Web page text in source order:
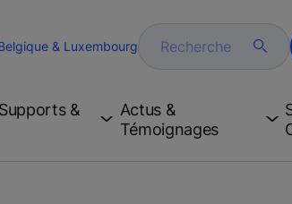
& Luxembourg Recherche
&
Actus &
Témoignages